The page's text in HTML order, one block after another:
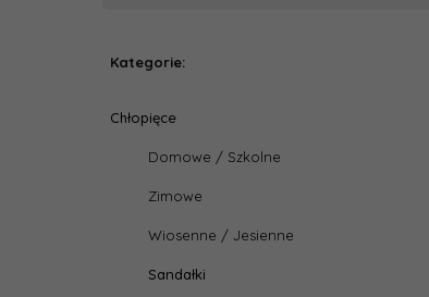
Kategorie:
Chłopięce
Domowe / Szkolne
Zimowe
Wiosenne / Jesienne
Sandałki